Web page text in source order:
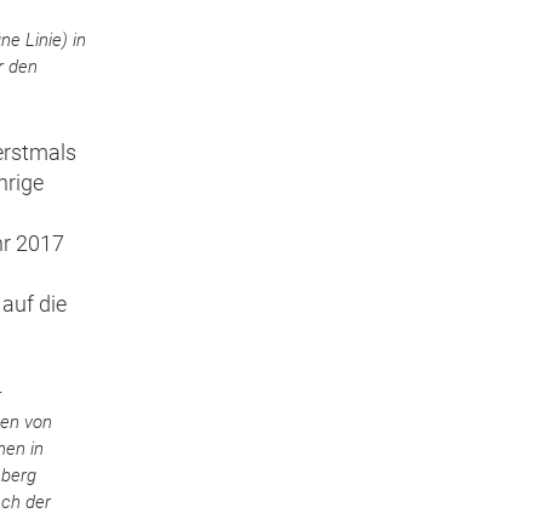
Linie) in
den
2017
die
von
in
der